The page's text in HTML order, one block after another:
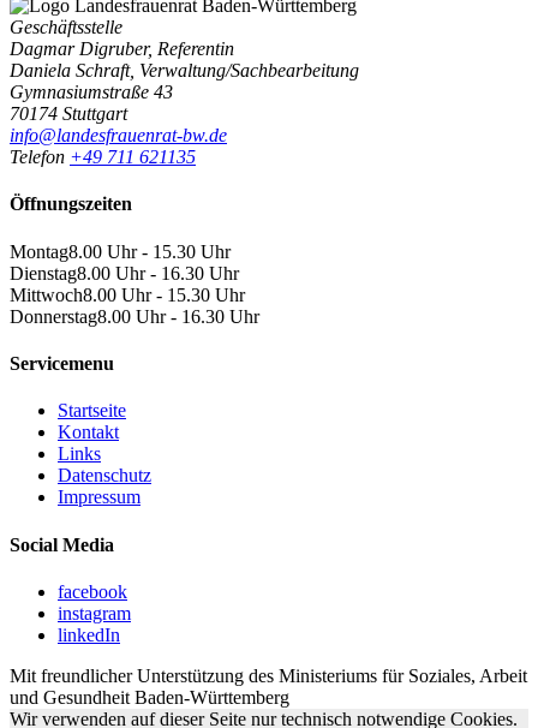
Geschäftsstelle
Dagmar Digruber, Referentin
Daniela Schraft, Verwaltung/Sachbearbeitung
Gymnasiumstraße 43
70174 Stuttgart
info@landesfrauenrat-bw.de
Telefon +49 711 621135
Öffnungszeiten
Montag8.00 Uhr - 15.30 Uhr
Dienstag8.00 Uhr - 16.30 Uhr
Mittwoch8.00 Uhr - 15.30 Uhr
Donnerstag8.00 Uhr - 16.30 Uhr
Servicemenu
Startseite
Kontakt
Links
Datenschutz
Impressum
Social Media
facebook
instagram
linkedIn
Mit freundlicher Unterstützung des Ministeriums für Soziales, Arbeit
und Gesundheit Baden-Württemberg
Wir verwenden auf dieser Seite nur technisch notwendige Cookies.